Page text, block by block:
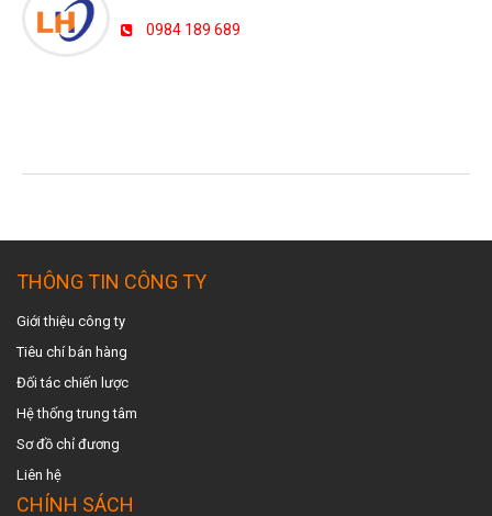
0984 189 689
THÔNG TIN CÔNG TY
Giới thiệu công ty
Tiêu chí bán hàng
Đối tác chiến lược
Hệ thống trung tâm
Sơ đồ chỉ đương
Liên hệ
CHÍNH SÁCH